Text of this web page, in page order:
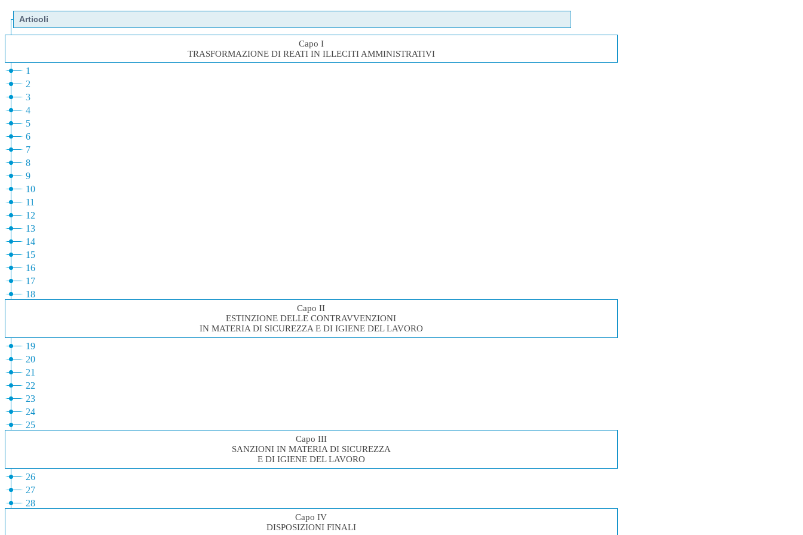
Articoli
Capo I
TRASFORMAZIONE DI REATI IN ILLECITI AMMINISTRATIVI
1
2
3
4
5
6
7
8
9
10
11
12
13
14
15
16
17
18
Capo II
ESTINZIONE DELLE CONTRAVVENZIONI
IN MATERIA DI SICUREZZA E DI IGIENE DEL LAVORO
19
20
21
22
23
24
25
Capo III
SANZIONI IN MATERIA DI SICUREZZA
E DI IGIENE DEL LAVORO
26
27
28
Capo IV
DISPOSIZIONI FINALI